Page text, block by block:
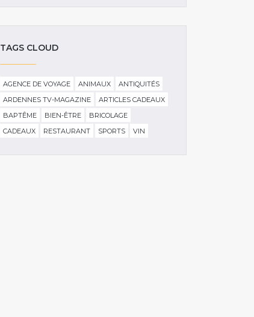
TAGS CLOUD
AGENCE DE VOYAGE ANIMAUX
ANTIQUITÉS
ARDENNES TV-MAGAZINE
ARTICLES CADEAUX
BAPTÊME
BIEN-ÊTRE
BRICOLAGE
CADEAUX
RESTAURANT SPORTS VIN